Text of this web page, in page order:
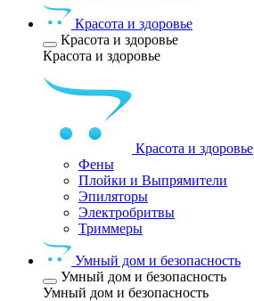
Красота и здоровье
Красота и здоровье
Красота и здоровье
Красота и здоровье
Фены
Плойки и Выпрямители
Эпиляторы
Электробритвы
Триммеры
Умный дом и безопасность
Умный дом и безопасность
Умный дом и безопасность